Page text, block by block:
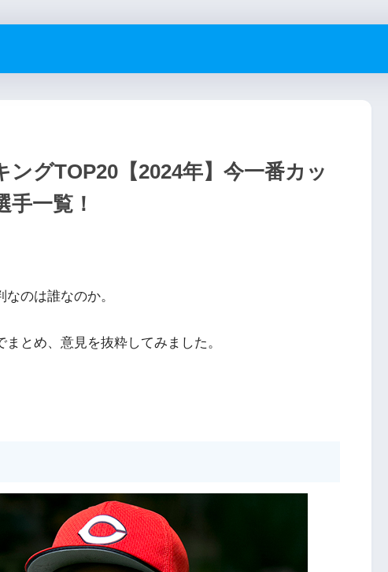
グTOP20【2024年】今一番カッ
一覧！
のは誰なのか。
とめ、意見を抜粋してみました。